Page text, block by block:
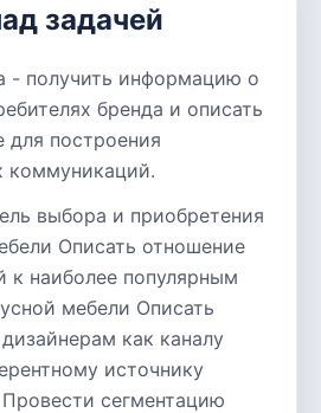
задачей
- получить информацию о
бренда и описать
для построения
коммуникаций.
выбора и приобретения
Описать отношение
к наиболее популярным
мебели Описать
как каналу
источнику
сегментацию